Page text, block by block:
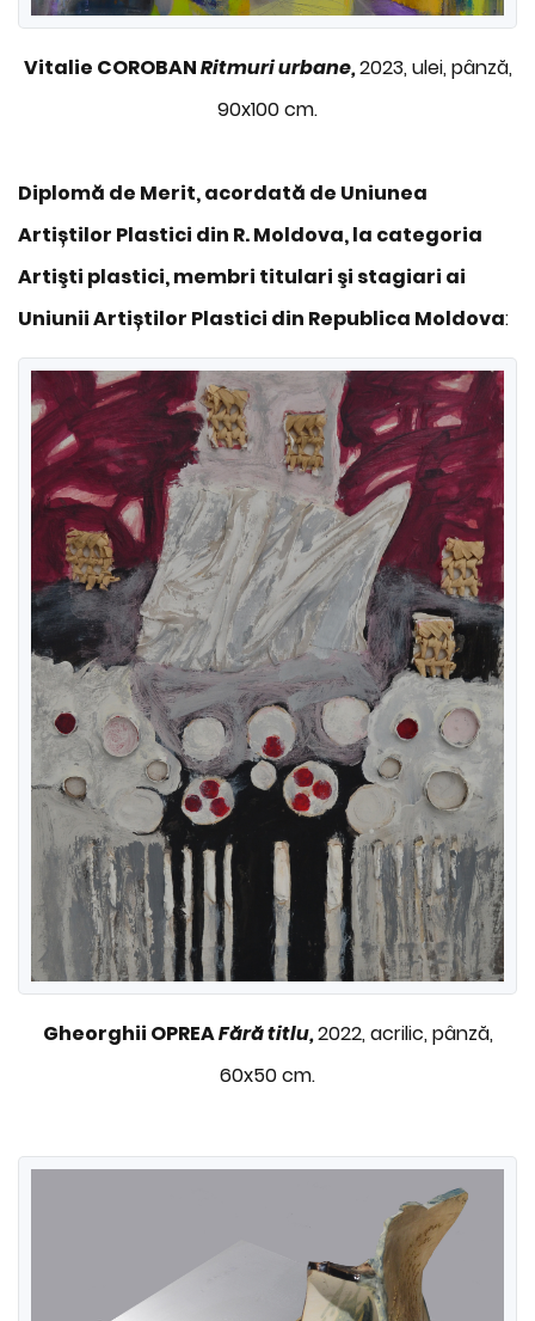
Vitalie COROBANRitmuri urbane,2023, ulei, pânză,
90x100 cm.
Diplomă de Merit, acordată de Uniunea
Artiștilor Plastici din R. Moldova, la categoria
Artişti plastici, membri titulari şi stagiari ai
Uniunii Artiștilor Plastici din Republica Moldova:
Gheorghii OPREAFără titlu,2022, acrilic, pânză,
60x50 cm.